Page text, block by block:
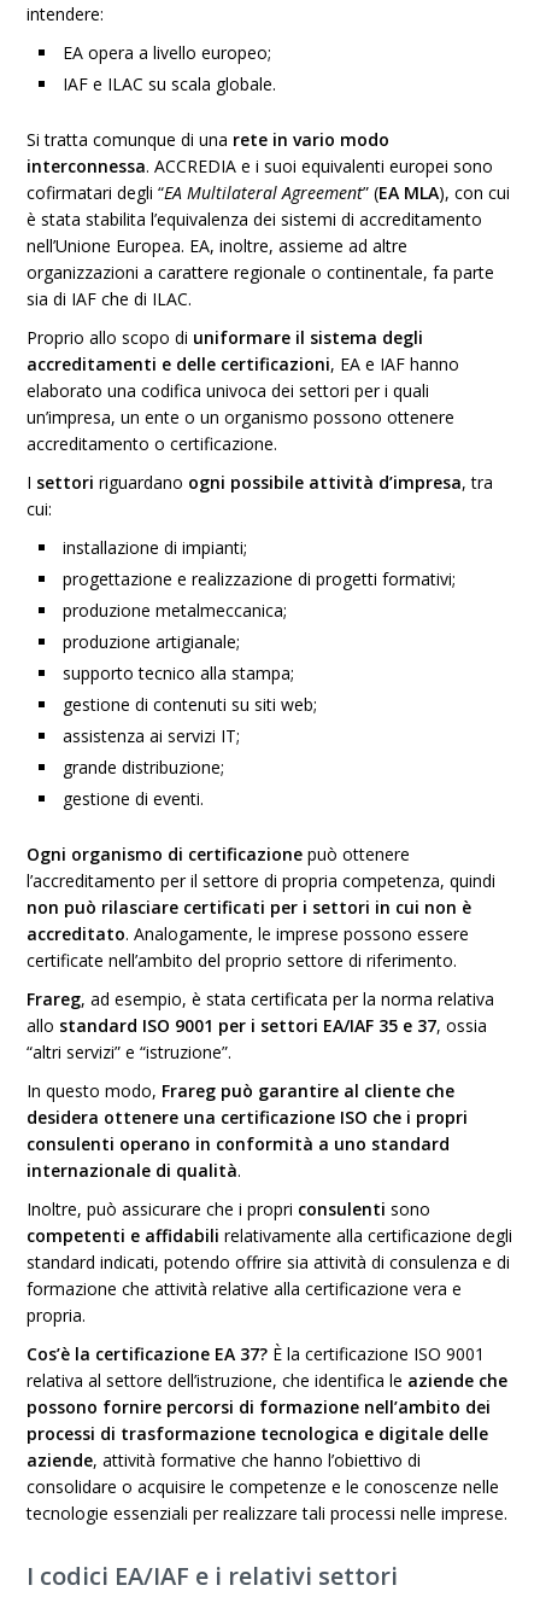
intendere:
EA opera a livello europeo;
IAF e ILAC su scala globale.
Si tratta comunque di una rete in vario modo
interconnessa. ACCREDIA e i suoi equivalenti europei sono
cofirmatari degli “EA Multilateral Agreement” (EA MLA), con cui
è stata stabilita l’equivalenza dei sistemi di accreditamento
nell’Unione Europea. EA, inoltre, assieme ad altre
organizzazioni a carattere regionale o continentale, fa parte
sia di IAF che di ILAC.
Proprio allo scopo di uniformare il sistema degli
accreditamenti e delle certificazioni, EA e IAF hanno
elaborato una codifica univoca dei settori per i quali
un’impresa, un ente o un organismo possono ottenere
accreditamento o certificazione.
I settori riguardano ogni possibile attività d’impresa, tra
cui:
installazione di impianti;
progettazione e realizzazione di progetti formativi;
produzione metalmeccanica;
produzione artigianale;
supporto tecnico alla stampa;
gestione di contenuti su siti web;
assistenza ai servizi IT;
grande distribuzione;
gestione di eventi.
Ogni organismo di certificazione può ottenere
l’accreditamento per il settore di propria competenza, quindi
non può rilasciare certificati per i settori in cui non è
accreditato. Analogamente, le imprese possono essere
certificate nell’ambito del proprio settore di riferimento.
Frareg, ad esempio, è stata certificata per la norma relativa
allo standard ISO 9001 per i settori EA/IAF 35 e 37, ossia
“altri servizi” e “istruzione”.
In questo modo, Frareg può garantire al cliente che
desidera ottenere una certificazione ISO che i propri
consulenti operano in conformità a uno standard
internazionale di qualità.
Inoltre, può assicurare che i propri consulenti sono
competenti e affidabili relativamente alla certificazione degli
standard indicati, potendo offrire sia attività di consulenza e di
formazione che attività relative alla certificazione vera e
propria.
Cos’è la certificazione EA 37? È la certificazione ISO 9001
relativa al settore dell’istruzione, che identifica le aziende che
possono fornire percorsi di formazione nell’ambito dei
processi di trasformazione tecnologica e digitale delle
aziende, attività formative che hanno l’obiettivo di
consolidare o acquisire le competenze e le conoscenze nelle
tecnologie essenziali per realizzare tali processi nelle imprese.
I codici EA/IAF e i relativi settori